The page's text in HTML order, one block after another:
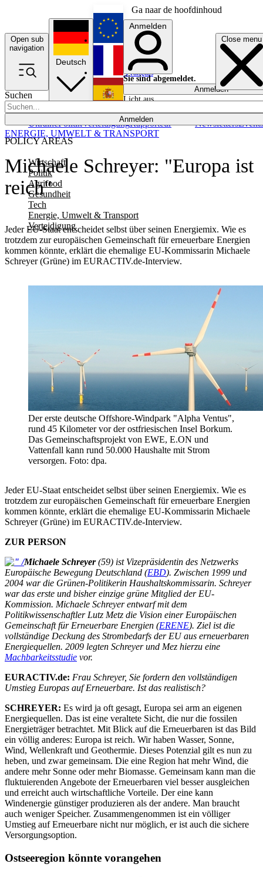
Ga naar de hoofdinhoud
Open sub
navigation
Close menu
Suchen
Anmelden
POLICY AREAS
Wirtschaft
Politik
Agrifood
Gesundheit
Tech
Energie, Umwelt & Transport
Verteidigung
UkrainePolitikVerteidigungRapporteur NewslettersEvents
Deutsch
English
Français
Anmelden
Sie sind abgemeldet.
Anmelden
Licht aus
Michaele Schreyer: "Europa ist
reich"
Jeder EU-Staat entscheidet selbst über seinen Energiemix. Wie es
trotzdem zur europäischen Gemeinschaft für erneuerbare Energien
kommen könnte, erklärt die ehemalige EU-Kommissarin Michaele
Schreyer (Grüne) im EURACTIV.de-Interview.
ENERGIE, UMWELT & TRANSPORT
Der erste deutsche Offshore-Windpark "Alpha Ventus",
rund 45 Kilometer vor der ostfriesischen Insel Borkum.
Das Gemeinschaftsprojekt von EWE, E.ON und
Vattenfall kann rund 50.000 Haushalte mit Strom
versorgen. Foto: dpa.
Jeder EU-Staat entscheidet selbst über seinen Energiemix. Wie es
trotzdem zur europäischen Gemeinschaft für erneuerbare Energien
kommen könnte, erklärt die ehemalige EU-Kommissarin Michaele
Schreyer (Grüne) im EURACTIV.de-Interview.
ZUR PERSON
Michaele Schreyer(59) ist Vizepräsidentin des Netzwerks
Europäische Bewegung Deutschland (EBD). Zwischen 1999 und
2004 war die Grünen-Politikerin Haushaltskommissarin. Schreyer
war das erste und bisher einzige grüne Mitglied der EU-
Kommission. Michaele Schreyer entwarf mit dem
Politikwissenschaftler Lutz Metz die Vision einer Europäischen
Gemeinschaft für Erneuerbare Energien (ERENE). Ziel ist die
vollständige Deckung des Strombedarfs der EU aus erneuerbaren
Energiequellen. 2009 legten Schreyer und Mez hierzu eine
Machbarkeitsstudie vor.
EURACTIV.de: Frau Schreyer, Sie fordern den vollständigen
Umstieg Europas auf Erneuerbare. Ist das realistisch?
SCHREYER: Es wird ja oft gesagt, Europa sei arm an eigenen
Energiequellen. Das ist eine veraltete Sicht, die nur die fossilen
Energieträger betrachtet. Mit Blick auf die Erneuerbaren ist das Bild
ein völlig anderes: Europa ist reich. Wir haben Wasser, Sonne,
Wind, Wellenkraft und Geothermie. Dieses Potenzial gilt es nun zu
heben, und zwar gemeinsam. Die eine Region hat mehr Wind, die
andere mehr Sonne oder mehr Biomasse. Gemeinsam kann man die
fluktuierenden Angebote der Erneuerbaren viel besser ausgleichen
und erreicht auch wirtschaftliche Vorteile. Der eine kann
Windenergie günstiger produzieren als der andere. Man braucht
auch weniger Speicher. Zusammengenommen ist ein völliger
Umstieg auf Erneuerbare nicht nur möglich, er ist auch die sichere
Versorgungsoption.
Ostseeregion könnte vorangehen